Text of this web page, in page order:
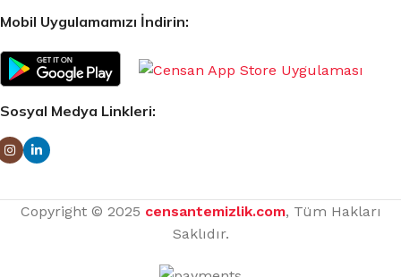
Mobil Uygulamamızı İndirin:
Sosyal Medya Linkleri:
Copyright © 2025 censantemizlik.com, Tüm Hakları
Saklıdır.